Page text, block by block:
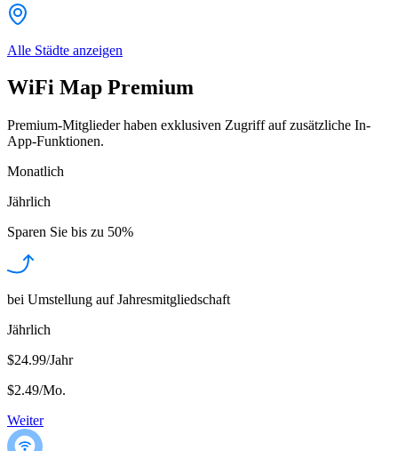
Alle Städte anzeigen
WiFi Map Premium
Premium-Mitglieder haben exklusiven Zugriff auf zusätzliche In-
App-Funktionen.
Monatlich
Jährlich
Sparen Sie bis zu 50%
bei Umstellung auf Jahresmitgliedschaft
Jährlich
$24.99/Jahr
$2.49/Mo.
Weiter